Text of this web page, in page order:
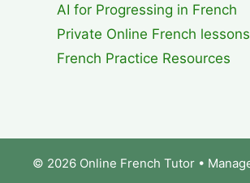
AI for Progressing in French
Private Online French lessons
French Practice Resources
© 2026 Online French Tutor•